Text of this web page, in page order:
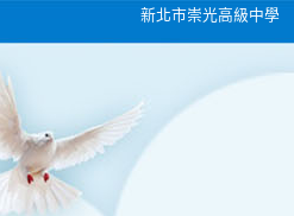
新北市崇光高級中學